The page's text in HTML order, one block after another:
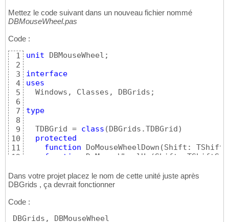
Mettez le code suivant dans un nouveau fichier nommé
DBMouseWheel.pas
Code :
1
2
3
4
5
6
7
8
9
10
11
12
14
15
17
unit DBMouseWheel;
interface
uses
  Windows, Classes, DBGrids;
type
  TDBGrid =
class (DBGrids.TDBGrid)
protected
function DoMouseWheelDown (Shift:
function
DoMouseWheelUp (Shift:
implementation
Dans votre projet placez le nom de cette unité juste après
DBGrids , ça devrait fonctionner
Code :
DBGrids, DBMouseWheel